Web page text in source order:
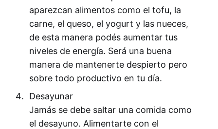
aparezcan alimentos como el tofu, la
carne, el queso, el yogurt y las nueces,
de esta manera podés aumentar tus
niveles de energía. Será una buena
manera de mantenerte despierto pero
sobre todo productivo en tu día.
Desayunar
Jamás se debe saltar una comida como
el desayuno. Alimentarte con el